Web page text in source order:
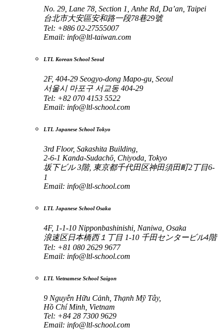
No. 29, Lane 78, Section 1, Anhe Rd, Da’an, Taipei
台北市大安區安和路一段78巷29號
Tel: +886 02-27555007
Email: info@ltl-taiwan.com
LTL Korean School Seoul
2F, 404-29 Seogyo-dong Mapo-gu, Seoul
서울시 마포구 서교동 404-29
Tel: +82 070 4153 5522
Email: info@ltl-school.com
LTL Japanese School Tokyo
3rd Floor, Sakashita Building,
2-6-1 Kanda-Sudachō, Chiyoda, Tokyo
坂下ビル 3階, 東京都千代田区神田須田町2丁目6-
1
Email: info@ltl-school.com
LTL Japanese School Osaka
4F, 1-1-10 Nipponbashinishi, Naniwa, Osaka
浪速区日本橋西１丁目 1-10 千田センタービル4階
Tel: +81 080 2629 9677
Email: info@ltl-school.com
LTL Vietnamese School Saigon
9 Nguyễn Hữu Cảnh, Thạnh Mỹ Tây,
Hồ Chí Minh, Vietnam
Tel: +84 28 7300 9629
Email: info@ltl-school.com